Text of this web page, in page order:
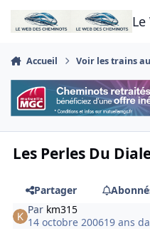
Aller au contenu
Accueil Voir les trains
Les Perles Du
Partager
Par km315
14 octobre 200619 ans